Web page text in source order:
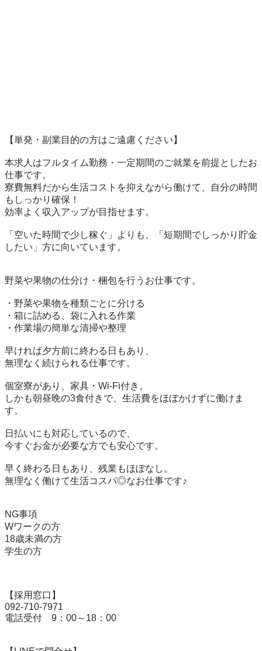
【単発・副業目的の方はご遠慮ください】
本求人はフルタイム勤務・一定期間のご就業を前提としたお
仕事です。
寮費無料だから生活コストを抑えながら働けて、自分の時間
もしっかり確保！
効率よく収入アップが目指せます。
「空いた時間で少し稼ぐ」よりも、「短期間でしっかり貯金
したい」方に向いています。
野菜や果物の仕分け・梱包を行うお仕事です。
・野菜や果物を種類ごとに分ける
・箱に詰める、袋に入れる作業
・作業場の簡単な清掃や整理
早ければ夕方前に終わる日もあり、
無理なく続けられる仕事です。
個室寮があり、家具・Wi-Fi付き。
しかも朝昼晩の3食付きで、生活費をほぼかけずに働けま
す。
日払いにも対応しているので、
今すぐお金が必要な方でも安心です。
早く終わる日もあり、残業もほぼなし。
無理なく働けて生活コスパ◎なお仕事です♪
NG事項
Wワークの方
18歳未満の方
学生の方
【採用窓口】
092-710-7971
電話受付　9：00～18：00